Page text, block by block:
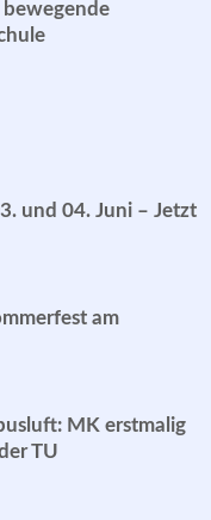
bewegende
und 04. Juni – Jetzt
am
MK erstmalig
TU